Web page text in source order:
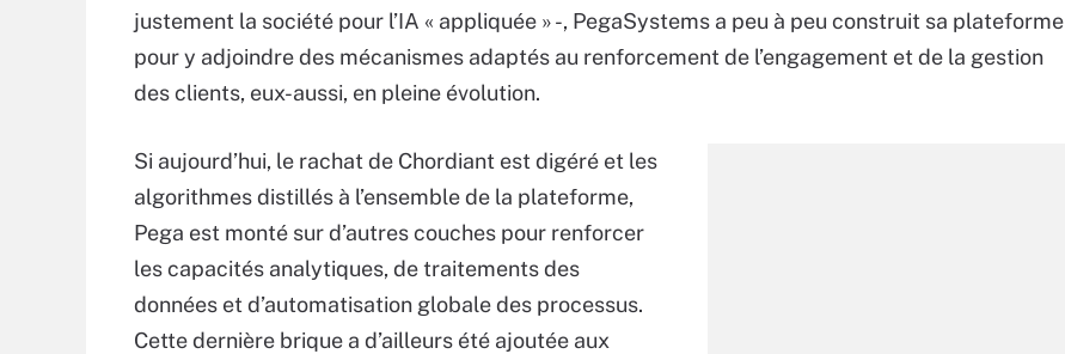
justement la société pour l’IA « appliquée » -, PegaSystems a peu à peu construit sa plateforme
pour y adjoindre des mécanismes adaptés au renforcement de l’engagement et de la gestion
des clients, eux-aussi, en pleine évolution.
Si aujourd’hui, le rachat de Chordiant est digéré et les
algorithmes distillés à l’ensemble de la plateforme,
Pega est monté sur d’autres couches pour renforcer
les capacités analytiques, de traitements des
données et d’automatisation globale des processus.
Cette dernière brique a d’ailleurs été ajoutée aux